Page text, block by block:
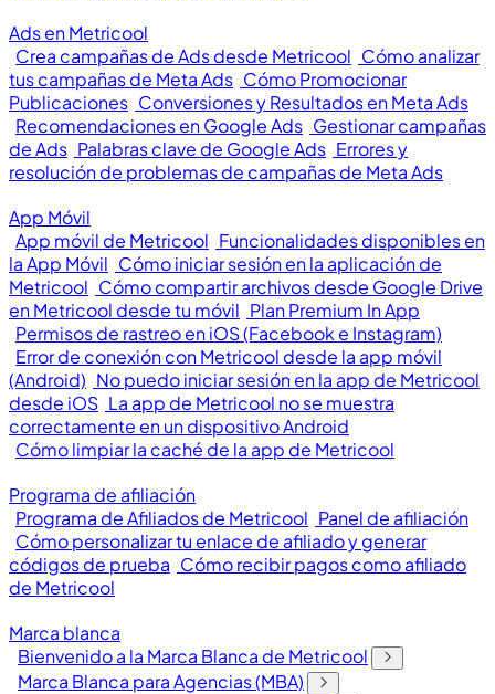
Ads en Metricool
Crea campañas de Ads desde Metricool Cómo analizar
tus campañas de Meta Ads Cómo Promocionar
Publicaciones Conversiones y Resultados en Meta Ads
Recomendaciones en Google Ads Gestionar campañas
de Ads Palabras clave de Google Ads Errores y
resolución de problemas de campañas de Meta Ads
App Móvil
App móvil de Metricool Funcionalidades disponibles en
la App Móvil Cómo iniciar sesión en la aplicación de
Metricool Cómo compartir archivos desde Google Drive
en Metricool desde tu móvil Plan Premium In App
Permisos de rastreo en iOS (Facebook e Instagram)
Error de conexión con Metricool desde la app móvil
(Android) No puedo iniciar sesión en la app de Metricool
desde iOS La app de Metricool no se muestra
correctamente en un dispositivo Android
Cómo limpiar la caché de la app de Metricool
Programa de afiliación
Programa de Afiliados de Metricool Panel de afiliación
Cómo personalizar tu enlace de afiliado y generar
códigos de prueba Cómo recibir pagos como afiliado
de Metricool
Marca blanca
Bienvenido a la Marca Blanca de Metricool
Marca Blanca para Agencias (MBA)